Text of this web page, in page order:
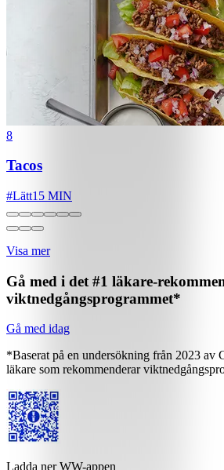
8
Tacos
#Lätt15 MIN
Visa mer
Gå med i det #1 läkare-
viktnedgångsprogrammet*
Gå med idag
*Baserat på en undersökning från 2023 av
läkare som rekommenderar
Ladda ner WW-appen